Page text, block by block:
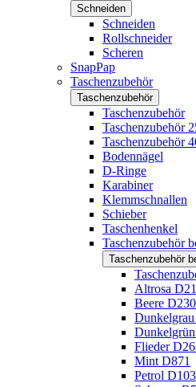
Schneiden
Schneiden
Rollschneider
Scheren
SnapPap
Taschenzubehör
Taschenzubehör
Taschenzubehör
Taschenzubehör
Taschenzubehör
Bodennägel
D-Ringe
Karabiner
Klemmschnallen
Schieber
Taschenhenkel
Taschenzubehör
Taschenzubehör
Altrosa
Beere D230
Flieder
Mint D871
Petrol D103